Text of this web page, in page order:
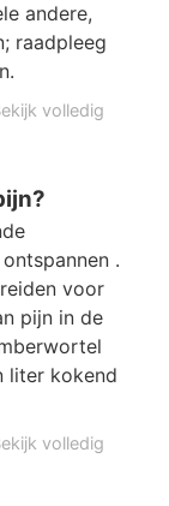
andere,
raadpleeg
volledig
.
voor
pijn in de
liter kokend
volledig